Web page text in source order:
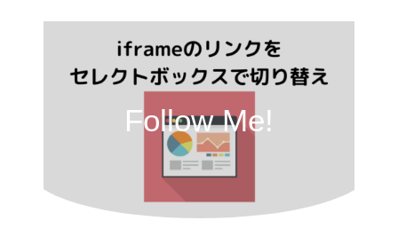
Follow Me!